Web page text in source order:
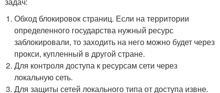
Обход блокировок страниц. Если на территории
определенного государства нужный ресурс
заблокировали, то заходить на него можно будет через
прокси, купленный в другой стране.
Для контроля доступа к ресурсам сети через
локальную сеть.
Для защиты сетей локального типа от доступа извне.